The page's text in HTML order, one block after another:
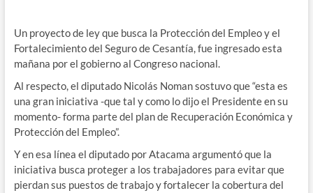
Un proyecto de ley que busca la Protección del Empleo y el
Fortalecimiento del Seguro de Cesantía, fue ingresado esta
mañana por el gobierno al Congreso nacional.
Al respecto, el diputado Nicolás Noman sostuvo que “esta es
una gran iniciativa -que tal y como lo dijo el Presidente en su
momento- forma parte del plan de Recuperación Económica y
Protección del Empleo”.
Y en esa línea el diputado por Atacama argumentó que la
iniciativa busca proteger a los trabajadores para evitar que
pierdan sus puestos de trabajo y fortalecer la cobertura del